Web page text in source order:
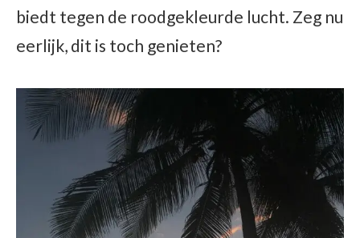
biedt tegen de roodgekleurde lucht. Zeg nu
eerlijk, dit is toch genieten?